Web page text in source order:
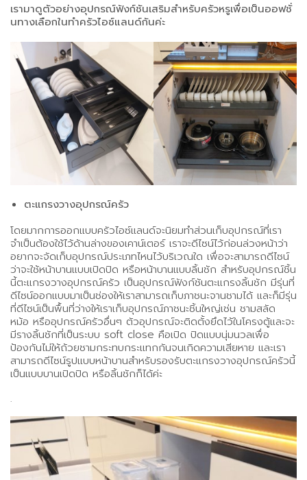
เรามาดูตัวอย่างอุปกรณ์ฟังก์ชันเสริมสำหรับครัวหรูเพื่อเป็นออฟชั่
นทางเลือกในทำครัวไอซ์แลนด์กันค่ะ
ตะแกรงวางอุปกรณ์ครัว
โดยมากการออกแบบครัวไอซ์แลนด์จะนิยมทำส่วนเก็บอุปกรณ์ที่เรา
จำเป็นต้องใช้ไว้ด้านล่างของเคาน์เตอร์ เราจะดีไซน์ไว้ก่อนล่วงหน้าว่า
อยากจะจัดเก็บอุปกรณ์ประเภทไหนไว้บริเวณใด เพื่อจะสามารถดีไซน์
ว่าจะใช้หน้าบานแบบเปิดปิด หรือหน้าบานแบบลิ้นชัก สำหรับอุปกรณ์ชิ้น
นี้ตะแกรงวางอุปกรณ์ครัว เป็นอุปกรณ์ฟังก์ชันตะแกรงลิ้นชัก มีรุ่นที่
ดีไซน์ออกแบบมาเป็นช่องให้เราสามารถเก็บภาชนะจานชามได้ และก็มีรุ่น
ที่ดีไซน์เป็นพื้นที่ว่างให้เราเก็บอุปกรณ์ภาชนะชิ้นใหญ่เช่น ชามสลัด
หม้อ หรืออุปกรณ์ครัวอื่นๆ ตัวอุปกรณ์จะติดตั้งยึดไว้ในโครงตู้และจะ
มีรางลิ้นชักที่เป็นระบบ soft close คือเปิด ปิดแบบนุ่มนวลเพื่อ
ป้องกันไม่ให้ถ้วยชามกระทบกระแทกกันจนเกิดความเสียหาย และเรา
สามารถดีไซน์รูปแบบหน้าบานสำหรับรองรับตะแกรงวางอุปกรณ์ครัวนี้
เป็นแบบบานเปิดปิด หรือลิ้นชักก็ได้ค่ะ
.